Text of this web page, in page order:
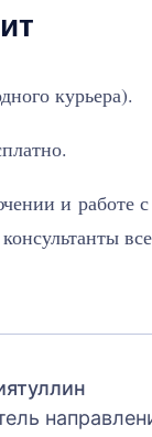
курьера).
и